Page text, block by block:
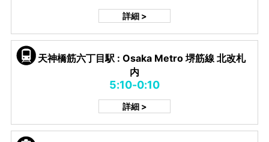
詳細 >
天神橋筋六丁目駅 : Osaka Metro 堺筋線 北改札
内
5:10-0:10
詳細 >